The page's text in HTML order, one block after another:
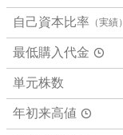
自己資本比率 （実績）
最低購入代金
単元株数
年初来高値